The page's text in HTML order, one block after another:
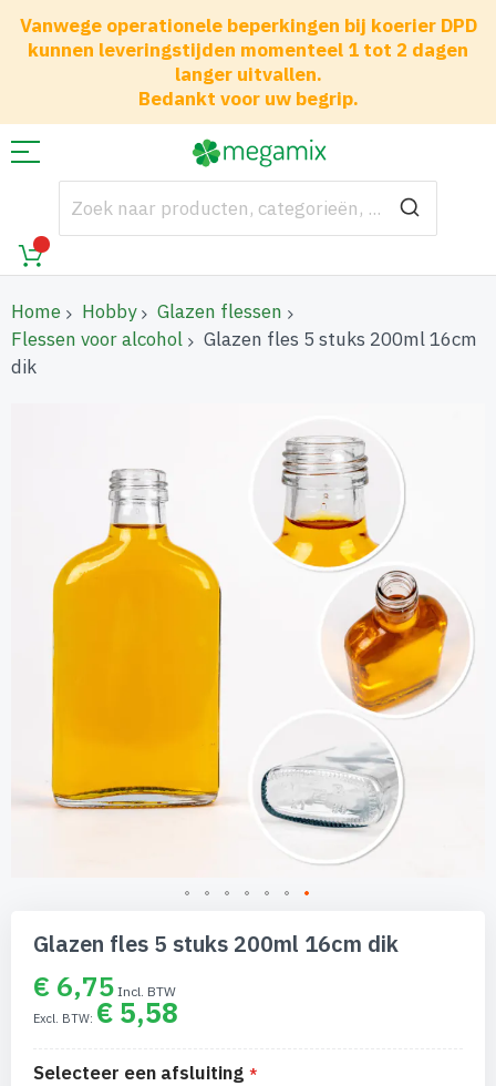
Vanwege operationele beperkingen bij koerier DPD
kunnen leveringstijden momenteel 1 tot 2 dagen
langer uitvallen.
Bedankt voor uw begrip.
Home Hobby
Glazen flessen
Flessen voor alcohol
Glazen fles 5 stuks 200ml 16cm
dik
naar
begin
Glazen fles 5 stuks 200ml 16cm dik
€ 6,75
€ 5,58
Selecteer een afsluiting